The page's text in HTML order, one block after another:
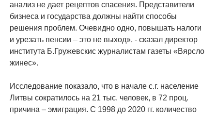
анализ не дает рецептов спасения. Представители
бизнеса и государства должны найти способы
решения проблем. Очевидно одно, повышать налоги
и урезать пенсии – это не выход», - сказал директор
института Б.Гружевскис журналистам газеты «Вярсло
жинес».
Исследование показало, что в начале с.г. население
Литвы сократилось на 21 тыс. человек, в 72 проц.
причина – эмиграция. С 1998 до 2020 гг. количество